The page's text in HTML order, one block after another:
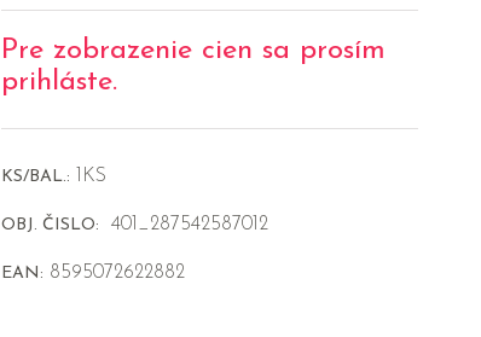
Pre zobrazenie cien sa prosím
prihláste.
KS/BAL.: 1KS
OBJ. ČISLO: 401_287542587012
EAN: 8595072622882